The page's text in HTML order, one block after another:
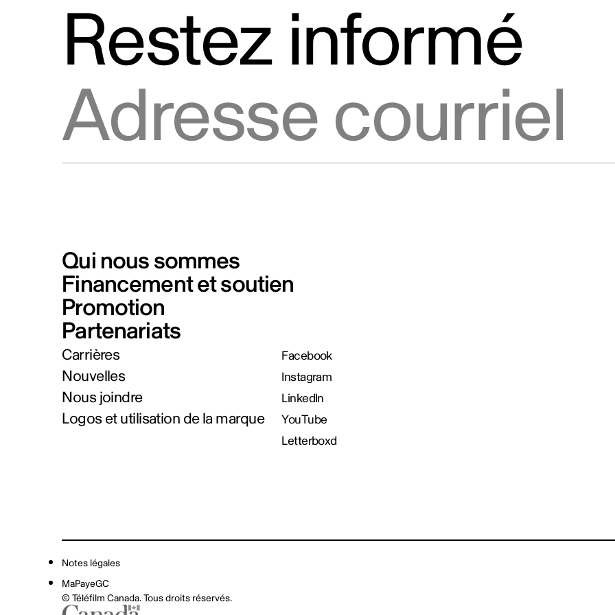
Restez informé
Qui nous sommes
Financement et soutien
Promotion
Partenariats
Carrières
Nouvelles
Nous joindre
Logos et utilisation de la marque
Facebook
Instagram
LinkedIn
YouTube
Letterboxd
Notes légales
MaPayeGC
© Téléfilm Canada. Tous droits réservés.